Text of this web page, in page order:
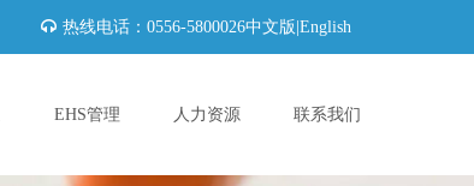
热线电话：0556-5800026中文版 English
EHS管理 人力资源 联系我们